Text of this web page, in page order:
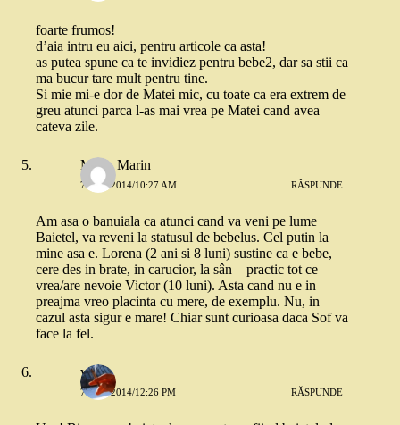
foarte frumos!
d’aia intru eu aici, pentru articole ca asta!
as putea spune ca te invidiez pentru bebe2, dar sa stii ca
ma bucur tare mult pentru tine.
Si mie mi-e dor de Matei mic, cu toate ca era extrem de
greu atunci parca l-as mai vrea pe Matei cand avea
cateva zile.
Maria Marin
7 MAI 2014/10:27 AM RĂSPUNDE
Am asa o banuiala ca atunci cand va veni pe lume
Baietel, va reveni la statusul de bebelus. Cel putin la
mine asa e. Lorena (2 ani si 8 luni) sustine ca e bebe,
cere des in brate, in carucior, la sân – practic tot ce
vrea/are nevoie Victor (10 luni). Asta cand nu e in
preajma vreo placinta cu mere, de exemplu. Nu, in
cazul asta sigur e mare! Chiar sunt curioasa daca Sof va
face la fel.
vio
7 MAI 2014/12:26 PM RĂSPUNDE